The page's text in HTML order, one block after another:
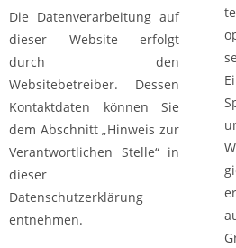
Die Datenverarbeitung auf
dieser Website erfolgt
durch den
Websitebetreiber. Dessen
Kontaktdaten können Sie
dem Abschnitt „Hinweis zur
Verantwortlichen Stelle“ in
dieser
Datenschutzerklärung
entnehmen.